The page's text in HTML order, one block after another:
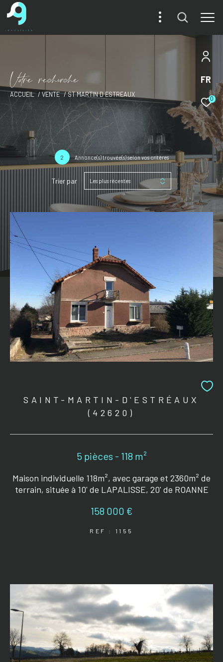
FR
0
Vore recece
ACCUEIL VENTE ST MARTIN D ESTREAUX
2 Annonce(s) trouvée(s) selon vos critères
Trier par Les plus récentes
SAINT-MARTIN-D'ESTRÉAUX
(42620)
5 pièces - 118 m²
Maison individuelle 118m², avec garage et 2360m² de
terrain, située à 10' de LAPALISSE, 20' de ROANNE
158 000 €
REF : 1155